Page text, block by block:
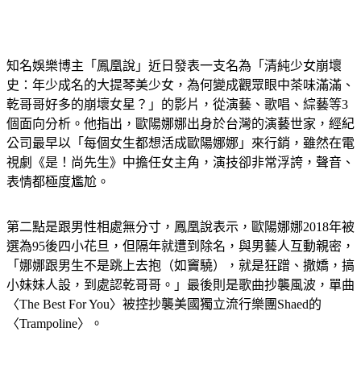
史：年少成名的大提琴美少女，為何變成觀眾眼中茶味滿滿、
乾哥哥好多的崩壞女星？」的影片，從演藝、歌唱、綜藝等3
個面向分析。他指出，歐陽娜娜出身於台灣的演藝世家，經紀
公司最早以「每個女生都想活成歐陽娜娜」來行銷，雖然在電
視劇《是！尚先生》中擔任女主角，演技卻非常浮誇，聲音、
表情都極度尷尬。
選為95後四小花旦，但隔年就遭到除名，與男藝人互動親密，
「娜娜跟男生不是跳上去抱（如竇驍），就是狂蹭、撒嬌，搞
小妹妹人設，到處認乾哥哥。」最後則是歌曲抄襲風波，單曲
〈The Best For You〉被控抄襲美國獨立流行樂團Shaed的
〈Trampoline〉。